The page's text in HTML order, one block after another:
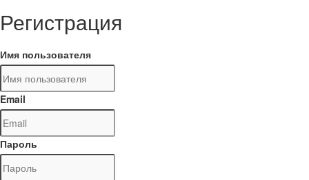
Регистрация
Имя пользователя
Email
Пароль